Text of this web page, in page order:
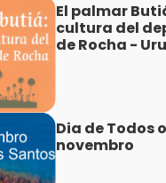
El palmar
cultura del
de Rocha -
Dia de Todos
novembro